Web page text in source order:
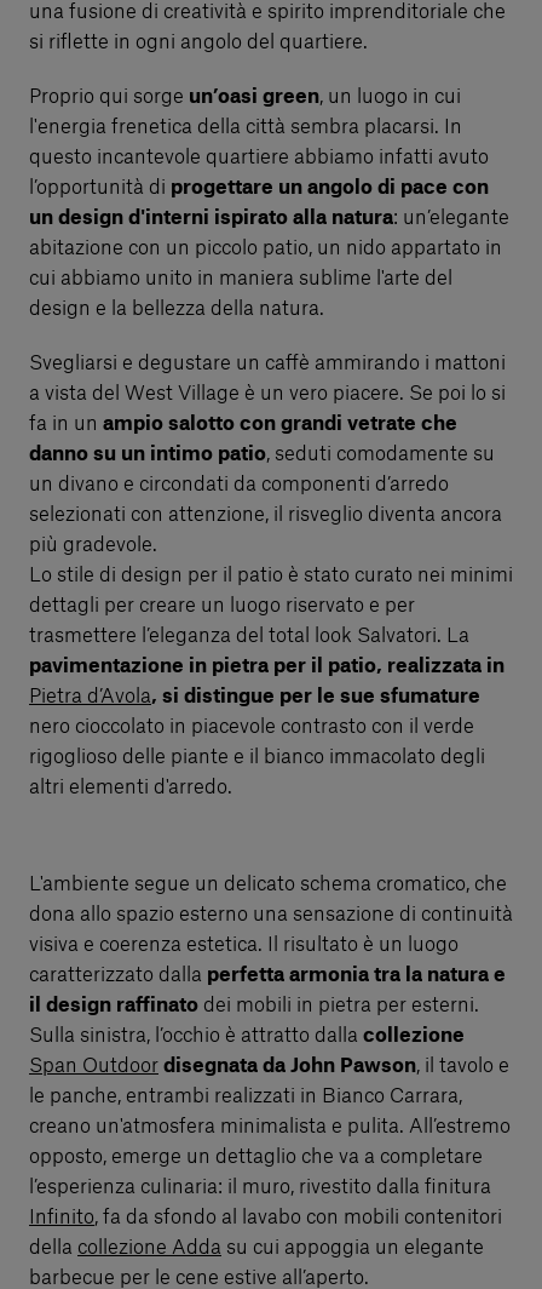
una fusione di creatività e spirito imprenditoriale che
si riflette in ogni angolo del quartiere.
Proprio qui sorge un’oasi green, un luogo in cui
l'energia frenetica della città sembra placarsi. In
questo incantevole quartiere abbiamo infatti avuto
l’opportunità di progettare un angolo di pace con
un design d'interni ispirato alla natura: un’elegante
abitazione con un piccolo patio, un nido appartato in
cui abbiamo unito in maniera sublime l'arte del
design e la bellezza della natura.
Svegliarsi e degustare un caffè ammirando i mattoni
a vista del West Village è un vero piacere. Se poi lo si
fa in un ampio salotto con grandi vetrate che
danno su un intimo patio, seduti comodamente su
un divano e circondati da componenti d’arredo
selezionati con attenzione, il risveglio diventa ancora
più gradevole.
Lo stile di design per il patio è stato curato nei minimi
dettagli per creare un luogo riservato e per
trasmettere l’eleganza del total look Salvatori. La
pavimentazione in pietra per il patio, realizzata in
Pietra d’Avola, si distingue per le sue sfumature
nero cioccolato in piacevole contrasto con il verde
rigoglioso delle piante e il bianco immacolato degli
altri elementi d'arredo.
L'ambiente segue un delicato schema cromatico, che
dona allo spazio esterno una sensazione di continuità
visiva e coerenza estetica. Il risultato è un luogo
caratterizzato dalla perfetta armonia tra la natura e
il design raffinato dei mobili in pietra per esterni.
Sulla sinistra, l’occhio è attratto dalla collezione
Span Outdoor disegnata da John Pawson, il tavolo e
le panche, entrambi realizzati in Bianco Carrara,
creano un'atmosfera minimalista e pulita. All’estremo
opposto, emerge un dettaglio che va a completare
l’esperienza culinaria: il muro, rivestito dalla finitura
Infinito, fa da sfondo al lavabo con mobili contenitori
della collezione Adda su cui appoggia un elegante
barbecue per le cene estive all’aperto.